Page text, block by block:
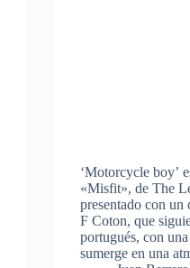
‘Motorcycle boy’
«Misfit», de The
presentado con un
F Coton, que
portugués, con
sumerge en una